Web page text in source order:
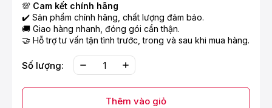
💯 Cam kết chính hãng
✔️ Sản phẩm chính hãng, chất lượng đảm bảo.
🚚 Giao hàng nhanh, đóng gói cẩn thận.
🤝 Hỗ trợ tư vấn tận tình trước, trong và sau khi mua hàng.
Số lượng:
Thêm vào giỏ